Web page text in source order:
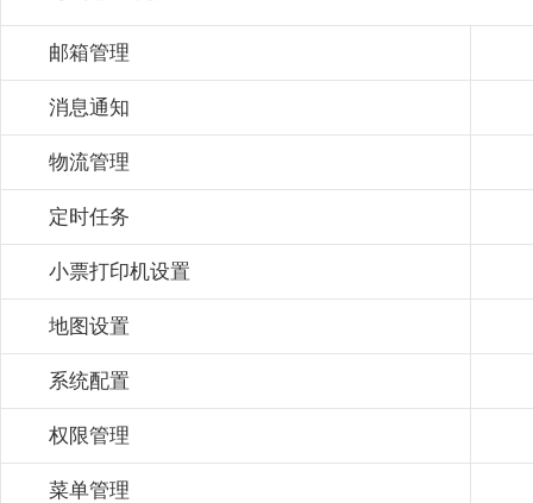
邮箱管理
消息通知
物流管理
定时任务
小票打印机设置
地图设置
系统配置
权限管理
菜单管理